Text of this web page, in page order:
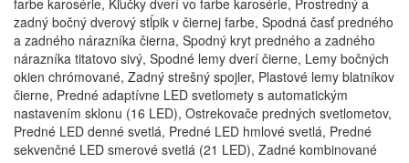
zadný bočný dverový stĺpik v čiernej farbe, Spodná časť predného
a zadného nárazníka čierna, Spodný kryt predného a zadného
nárazníka titatovo sivý, Spodné lemy dverí čierne, Lemy bočných
okien chrómované, Zadný strešný spojler, Plastové lemy blatníkov
čierne, Predné adaptívne LED svetlomety s automatickým
nastavením sklonu (16 LED), Ostrekovače predných svetlometov,
Predné LED denné svetlá, Predné LED hmlové svetlá, Predné
sekvenčné LED smerové svetlá (21 LED), Zadné kombinované